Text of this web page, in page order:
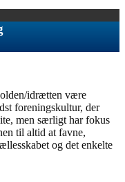
idrætten være
foreningskultur, der
men særligt har fokus
til altid at favne,
og det enkelte